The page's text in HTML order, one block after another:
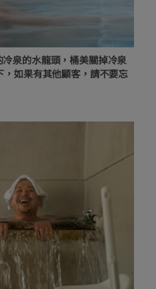
泉的水龍頭，桶美關掉冷泉
如果有其他顧客，請不要忘